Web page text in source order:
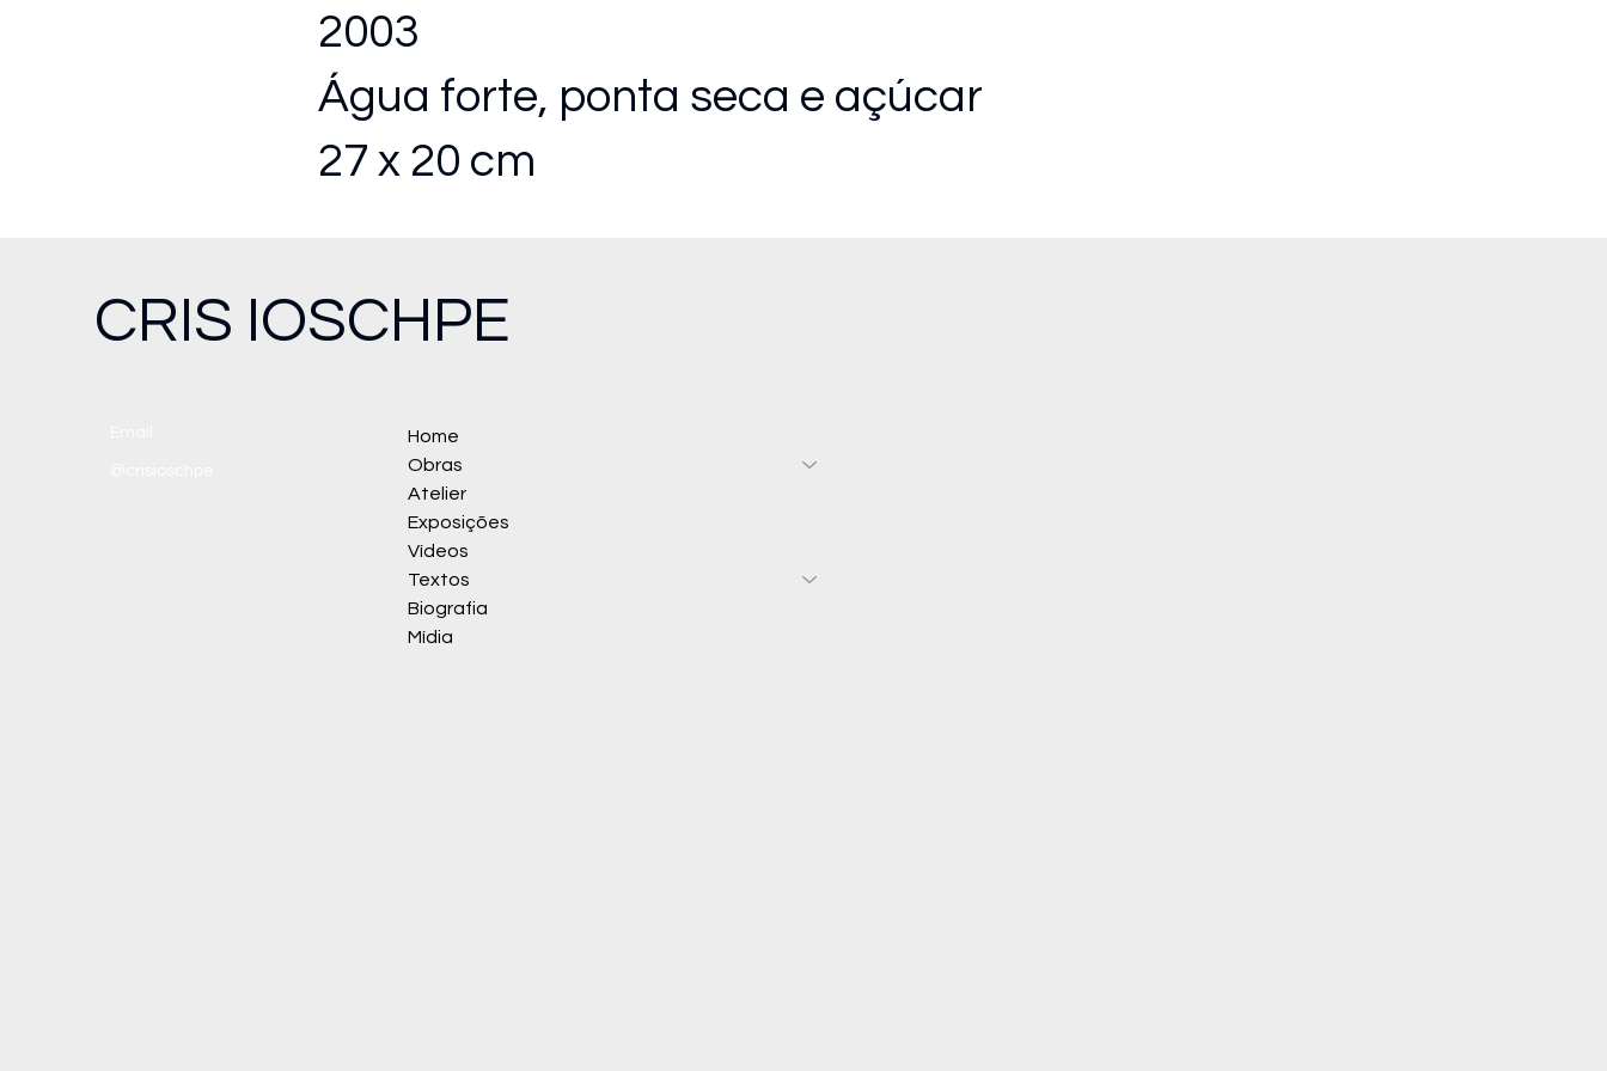
2003
Água forte, ponta seca e açúcar
27 x 20 cm
Home
Obras
Atelier
Exposições
Vídeos
Textos
Biografia
Mídia
CRIS IOSCHPE